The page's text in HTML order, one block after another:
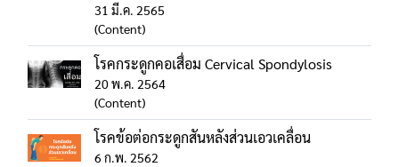
31 มี.ค. 2565
(Content)
โรคกระดูกคอเสื่อม Cervical Spondylosis
20 พ.ค. 2564
(Content)
โรคข้อต่อกระดูกสันหลังส่วนเอวเคลื่อน
6 ก.พ. 2562